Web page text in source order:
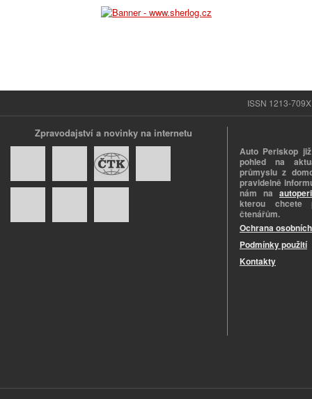
ISSN 1213-
Zpravodajství a novinky na internetu
Auto Periskop
pohled na
průmyslu z
pravidelně
nám na
kterou chcete
čtenářům.
Ochrana
Podmínky použití
Kontakty